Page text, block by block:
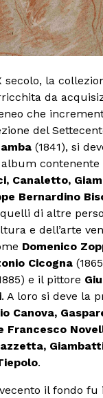
secolo, la
da
che
del
(1841), si
contenente
Canaletto,
Bernardino
di altre
e dell’arte
Domenico
Cicogna
e il pittore
. A loro si deve la
Canova,
Francesco
.
il fondo fu